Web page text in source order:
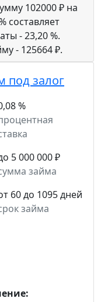
102000 ₽ на
составляет
- 23,20 %.
- 125664 ₽.
под залог
%
5 000 000 ₽
займа
60 до 1095 дней
займа